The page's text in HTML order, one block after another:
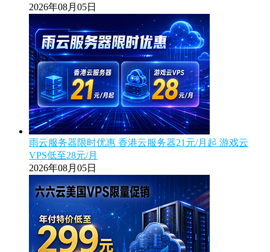
2026年08月05日
雨云服务器限时优惠 香港云服务器21元/月起 游戏云
VPS低至28元/月
2026年08月05日